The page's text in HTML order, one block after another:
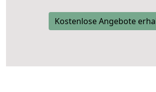
Kostenlose Angebote